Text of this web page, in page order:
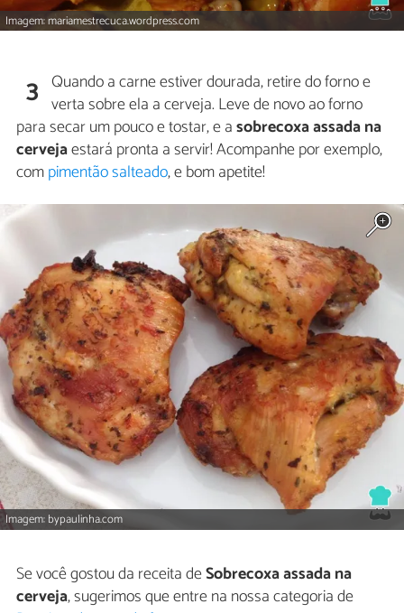
Imagem: mariamestrecuca.wordpress.com
3 Quando a carne estiver dourada, retire do forno e
verta sobre ela a cerveja. Leve de novo ao forno
para secar um pouco e tostar, e asobrecoxa assada na
cervejaestará pronta a servir! Acompanhe por exemplo,
compimentão salteado, e bom apetite!
Imagem: bypaulinha.com
Se você gostou da receita deSobrecoxa assada na
cerveja, sugerimos que entre na nossa categoria de